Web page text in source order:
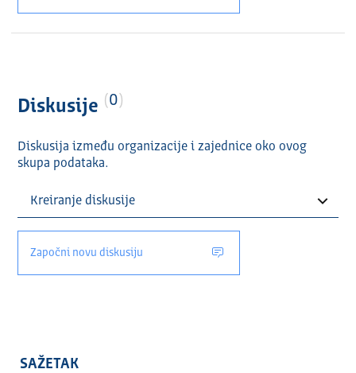
Diskusije 0
Diskusija između organizacije i zajednice oko ovog
skupa podataka.
Započni novu diskusiju
SAŽETAK